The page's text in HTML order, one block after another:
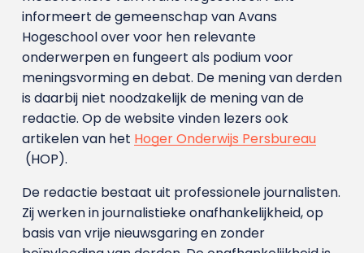
informeert de gemeenschap van Avans
Hogeschool over voor hen relevante
onderwerpen en fungeert als podium voor
meningsvorming en debat. De mening van derden
is daarbij niet noodzakelijk de mening van de
redactie. Op de website vinden lezers ook
artikelen van het Hoger Onderwijs Persbureau
(HOP).
De redactie bestaat uit professionele journalisten.
Zij werken in journalistieke onafhankelijkheid, op
basis van vrije nieuwsgaring en zonder